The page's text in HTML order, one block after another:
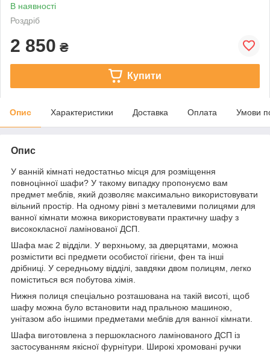
В наявності
Роздріб
2 850 ₴
Купити
Опис Характеристики Доставка Оплата Умови
Опис
У ванній кімнаті недостатньо місця для розміщення
повноцінної шафи? У такому випадку пропонуємо вам
предмет меблів, який дозволяє максимально використовувати
вільний простір. На одному рівні з металевими полицями для
ванної кімнати можна використовувати практичну шафу з
висококласної ламінованої ДСП.
Шафа має 2 відділи. У верхньому, за дверцятами, можна
розмістити всі предмети особистої гігієни, фен та інші
дрібниці. У середньому відділі, завдяки двом полицям, легко
поміститься вся побутова хімія.
Нижня полиця спеціально розташована на такій висоті, щоб
шафу можна було встановити над пральною машиною,
унітазом або іншими предметами меблів для ванної кімнати.
Шафа виготовлена з першокласного ламінованого ДСП із
застосуванням якісної фурнітури. Широкі хромовані ручки